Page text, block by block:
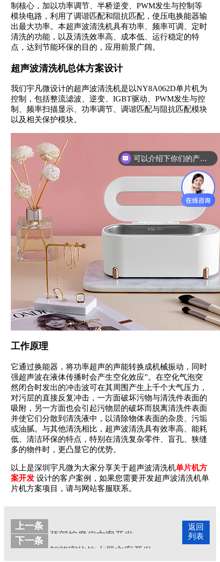
制核心，加以功率调节、半桥逆变、PWM发生与控制等
模块电路，利用了调谐匹配和阻抗匹配，使压电换能器输
出最大功率。本超声波清洗机具有功率、频率可调、定时
清洗的功能，以及清洗效率高、成本低、运行稳定的特
点，达到节能环保的目的，应用前景广阔。
超声波清洗机总体方案设计
我们宇凡微设计的超声波清洗机是以NY8A062D单片机为
控制，包括整流滤波、逆变、IGBT驱动、PWM发生与控
制、频率扫描显示、功率调节、调谐匹配与阻抗匹配模块
以及相关保护模块。
工作原理
它通过换能器，将功率超声的声能转换成机械振动，同时
强超声波在液体传播时会产生空化效应”。在空化气泡突
然闭合时发出的冲击波可在其周围产生上千个大气压力，
对污层的直接反复冲击，一方面破坏污物与清洗件表面的
吸附，另一方面也会引起污物层的破坏而脱离清洗件表面
并使它们分散到清洗液中，以清除物体表面的杂质、污垢
或油腻。与其他清洗相比，超声波清洗具有效率高、能耗
低、清洁环保的特点，特别在清洗复杂零件、盲孔、狭缝
多的物件时，更凸显它的优势。
以上是深圳宇凡微为大家分享关于超声波清洗机单片机方
案开发 设计的客户案例，如果您需要开发超声波清洗机单
片机方案项目，请与网站客服联系。
返回
列表
上一条
颈部按摩仪方案开发
下一条
智能宠物饮水器方案开发
可以介绍下你们的产品么？